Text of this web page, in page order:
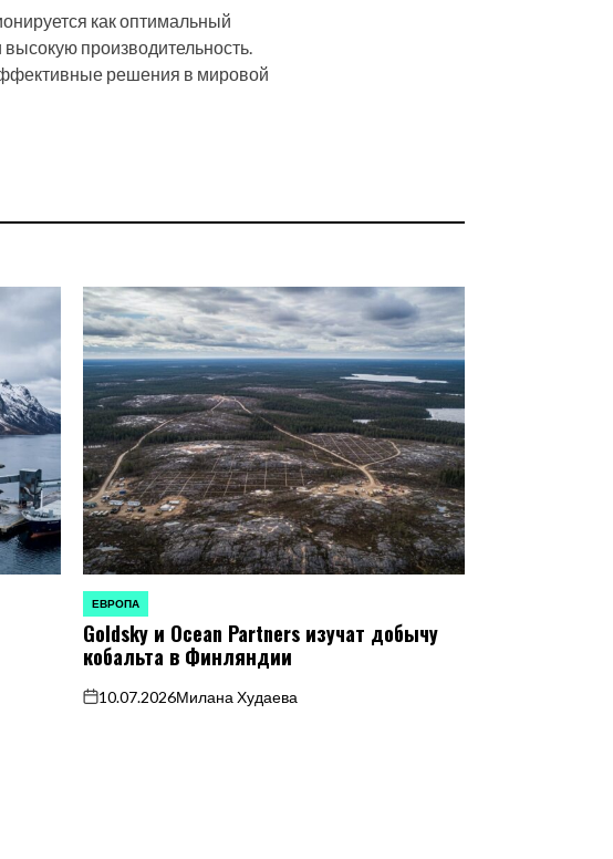
как оптимальный
производительность.
решения в мировой
ОПУБЛИКОВАНО
В
ЕВРОПА
Goldsky и Ocean Partners изучат добычу
кобальта в Финляндии
on
10.07.2026Милана Худаева